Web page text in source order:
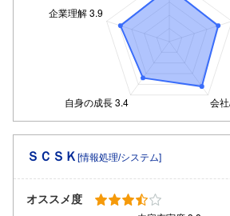
ＳＣＳＫ [情報処理/システム]
オススメ度